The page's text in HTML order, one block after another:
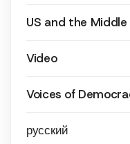
US and the Middle
Video
Voices of
русский